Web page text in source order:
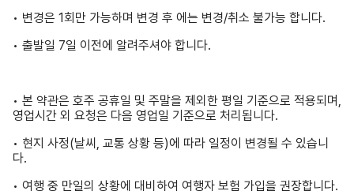
• 본 약관은 호주 공휴일 및 주말을 제외한 평일 기준으로 적용되며,
• 현지 사정(날씨, 교통 상황 등)에 따라 일정이 변경될 수 있습니
다.
• 여행 중 만일의 상황에 대비하여 여행자 보험 가입을 권장합니다.
▶[자세히 보기]
• 자세한 내용은 여행 약관을 참고해 주세요. ▶
[여행약관 보기]